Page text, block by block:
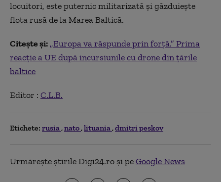
locuitori, este puternic militarizată şi găzduieşte
flota rusă de la Marea Baltică.
Citește și: „Europa va răspunde prin forţă.” Prima
reacție a UE după incursiunile cu drone din ţările
baltice
Editor : C.L.B.
Etichete: rusia nato lituania dmitri peskov
Urmărește știrile Digi24.ro și peGoogle News